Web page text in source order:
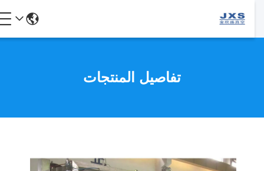
تفاصيل المنتجات